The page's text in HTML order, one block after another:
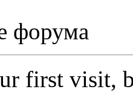
форума
first visit,